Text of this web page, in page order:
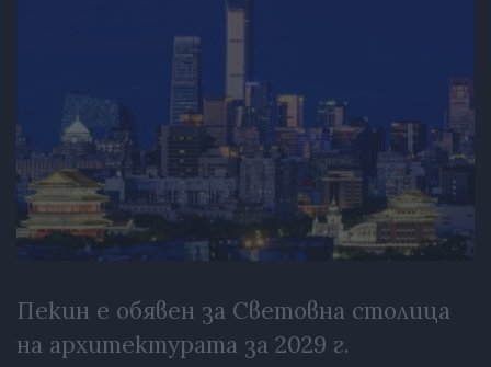
Пекин е обявен за Световна столица
на архитектурата за 2029 г.